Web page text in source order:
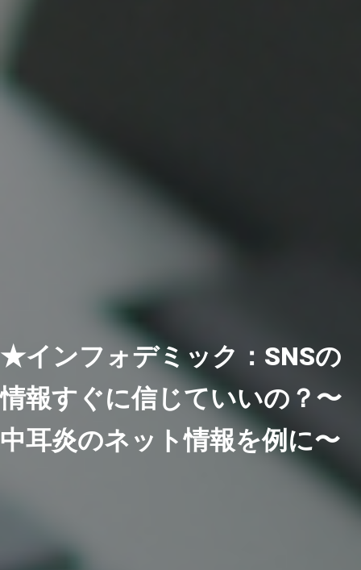
★インフォデミック：SNSの
情報すぐに信じていいの？〜
中耳炎のネット情報を例に〜